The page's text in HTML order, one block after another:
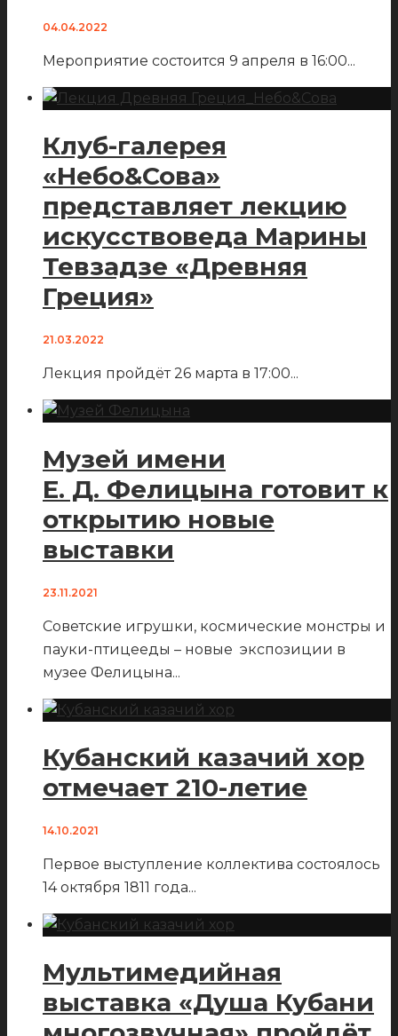
04.04.2022
Мероприятие состоится 9 апреля в 16:00...
Клуб-галерея
«Небо&Сова»
представляет лекцию
искусствоведа Марины
Тевзадзе «Древняя
Греция»
21.03.2022
Лекция пройдёт 26 марта в 17:00...
Музей имени
Е. Д. Фелицына готовит к
открытию новые
выставки
23.11.2021
Советские игрушки, космические монстры и
пауки-птицееды – новые экспозиции в
музее Фелицына...
Кубанский казачий хор
отмечает 210-летие
14.10.2021
Первое выступление коллектива состоялось
14 октября 1811 года...
Мультимедийная
выставка «Душа Кубани